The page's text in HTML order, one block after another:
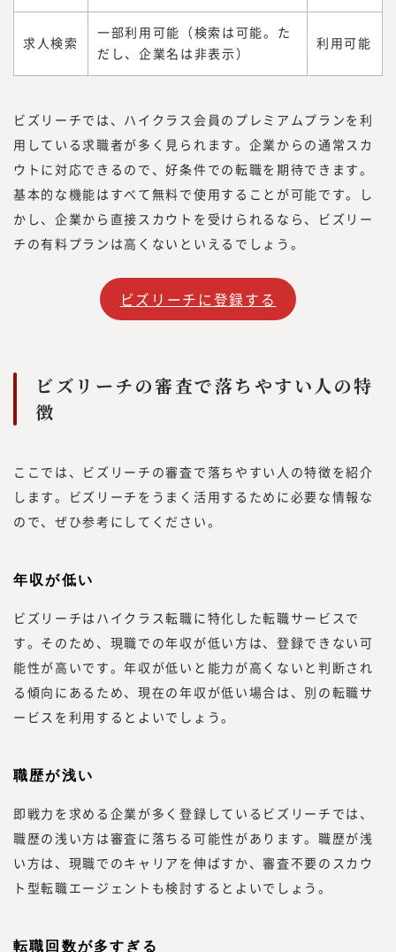
求人検索
一部利用可能（検索は可能。た
だし、企業名は非表示）
利用可能
ビズリーチでは、ハイクラス会員のプレミアムプランを利
用している求職者が多く見られます。企業からの通常スカ
ウトに対応できるので、好条件での転職を期待できます。
基本的な機能はすべて無料で使用することが可能です。し
かし、企業から直接スカウトを受けられるなら、ビズリー
チの有料プランは高くないといえるでしょう。
ビズリーチに登録する
ビズリーチの審査で落ちやすい人の特
徴
ここでは、ビズリーチの審査で落ちやすい人の特徴を紹介
します。ビズリーチをうまく活用するために必要な情報な
ので、ぜひ参考にしてください。
年収が低い
ビズリーチはハイクラス転職に特化した転職サービスで
す。そのため、現職での年収が低い方は、登録できない可
能性が高いです。年収が低いと能力が高くないと判断され
る傾向にあるため、現在の年収が低い場合は、別の転職サ
ービスを利用するとよいでしょう。
職歴が浅い
即戦力を求める企業が多く登録しているビズリーチでは、
職歴の浅い方は審査に落ちる可能性があります。職歴が浅
い方は、現職でのキャリアを伸ばすか、審査不要のスカウ
ト型転職エージェントも検討するとよいでしょう。
転職回数が多すぎる